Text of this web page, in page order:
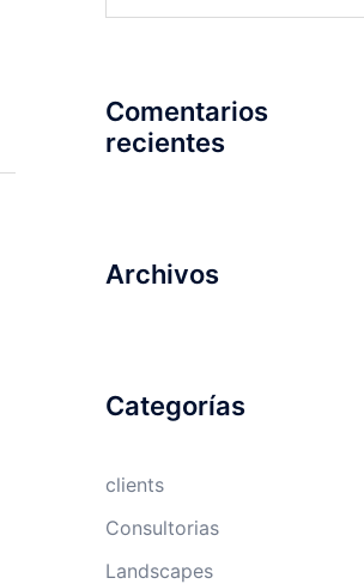
Comentarios
recientes
Archivos
Categorías
clients
Consultorias
Landscapes